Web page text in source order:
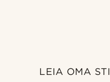
LEIA OMA